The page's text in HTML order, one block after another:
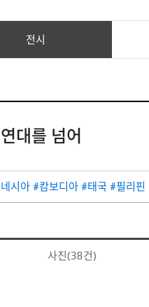
전시
대를 넘어
시아 #캄보디아 #태국 #필리핀
사진(38건)